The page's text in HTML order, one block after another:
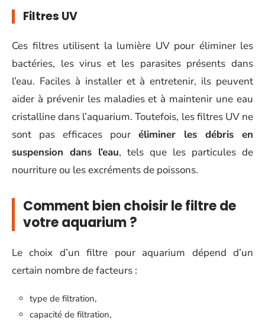
Filtres UV
Ces filtres utilisent la lumière UV pour éliminer les
bactéries, les virus et les parasites présents dans
l’eau. Faciles à installer et à entretenir, ils peuvent
aider à prévenir les maladies et à maintenir une eau
cristalline dans l’aquarium. Toutefois, les filtres UV ne
sont pas efficaces pour éliminer les débris en
suspension dans l’eau, tels que les particules de
nourriture ou les excréments de poissons.
Comment bien choisir le filtre de
votre aquarium ?
Le choix d’un filtre pour aquarium dépend d’un
certain nombre de facteurs :
type de filtration,
capacité de filtration,